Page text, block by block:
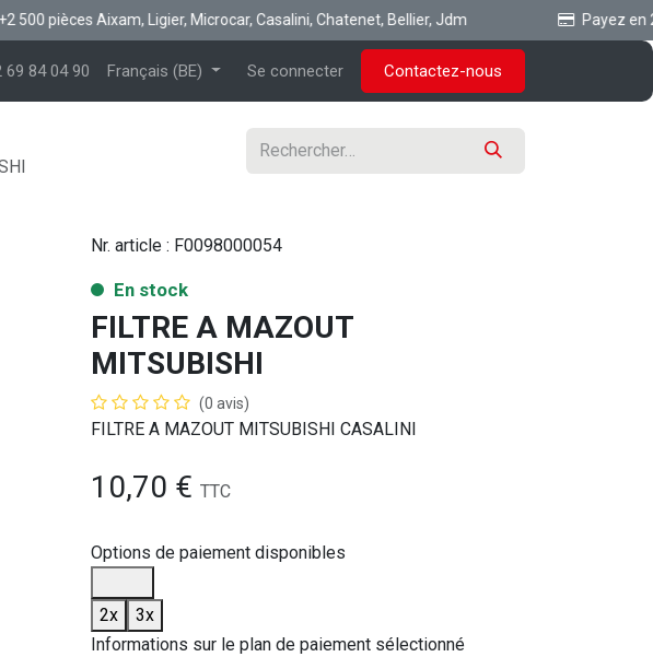
pièces Aixam, Ligier, Microcar, Casalini, Chatenet, Bellier, Jdm Payez en 2x
69 84 04 90 Français (BE) Se connecter Contactez-nous
Nr. article : F0098000054
En stock
FILTRE A MAZOUT
MITSUBISHI
(0 avis)
FILTRE A MAZOUT MITSUBISHI CASALINI
10,70 € TTC
Options de paiement disponibles
2x
3x
Informations sur le plan de paiement sélectionné